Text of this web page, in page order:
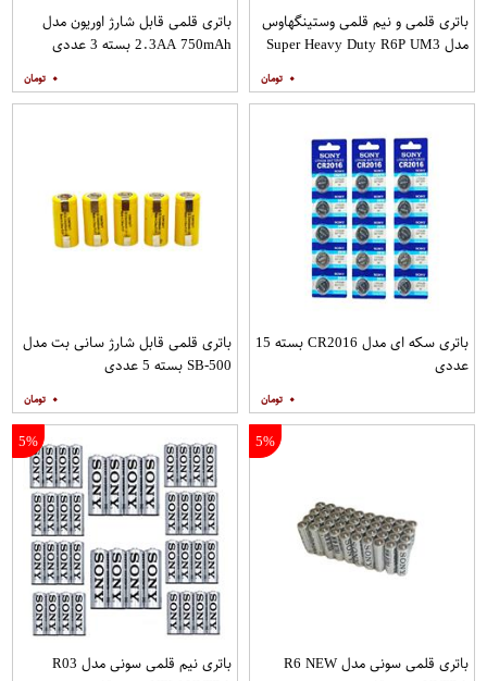
باتری قلمی و نیم قلمی وستینگهاوس
مدل Super Heavy Duty R6P UM3
۰
باتری قلمی قابل شارژ اوریون مدل
2.3AA 750mAh بسته 3 عددی
۰
باتری سکه ای مدل CR2016 بسته 15
عددی
۰
باتری قلمی قابل شارژ سانی بت مدل
SB-500 بسته 5 عددی
۰
5%
باتری قلمی سونی مدل R6 NEW
5%
باتری نیم قلمی سونی مدل R03